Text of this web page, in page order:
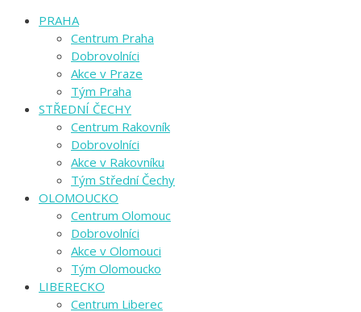
PRAHA
Centrum Praha
Dobrovolníci
Akce v Praze
Tým Praha
STŘEDNÍ ČECHY
Centrum Rakovník
Dobrovolníci
Akce v Rakovníku
Tým Střední Čechy
OLOMOUCKO
Centrum Olomouc
Dobrovolníci
Akce v Olomouci
Tým Olomoucko
LIBERECKO
Centrum Liberec